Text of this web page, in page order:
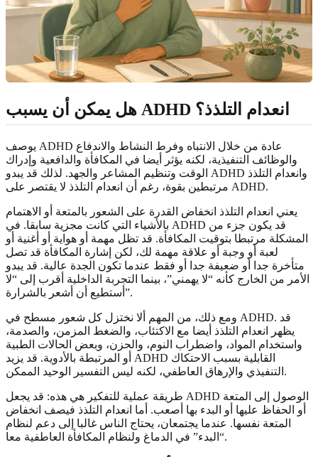
هل يمكن أن يسبب ADHD انعدام التلذذ؟
يوصف ADHD عادة من خلال الانتباه وفرط النشاط والاندفاع
والوظائف التنفيذية، لكنه يؤثر أيضا في المكافأة والدافعية وإدراك
الوقت وتنظيم المشاعر والجهد. لذلك قد يبدو ADHD وانعدام التلذذ
مرتبطين بقوة، رغم أن انعدام التلذذ لا يقتصر على ADHD.
يعني انعدام التلذذ انخفاض القدرة على الشعور بالمتعة أو الاهتمام
بالأشياء التي كانت مجزية سابقا. في ADHD قد يكون جزء من
المشكلة مرتبطا بتوقيت المكافأة. قد تظل مهمة أو هواية أو أغنية أو
لعبة أو وجبة أو علاقة مهمة لك، لكن إشارة المكافأة قد تصل
متأخرة جدا أو ضعيفة جدا أو فقط عندما تكون الجدة عالية. قد يبدو
الأمر من الخارج كأنه “لا يهمني”، بينما التجربة الداخلية أقرب إلى “لا
أستطيع أن أشعر بالشرارة”.
ومع ذلك، من المهم ألا نختزل كل شعور مسطح في ADHD. قد
يظهر انعدام التلذذ أيضا مع الاكتئاب، والضغط المزمن، والصدمة،
واستخدام المواد، واضطراب النوم، والحزن، وبعض الحالات الطبية
أو المرتبطة بالأدوية. قد يزيد ADHD القابلية بسبب الاحتكاك
التنفيذي والإرهاق العاطفي، لكنه ليس التفسير الوحيد الممكن.
طريقة عملية للتفكير هي هذه: قد يجعل ADHD الوصول إلى المتعة
أو الحفاظ عليها أو البدء بها أصعب. أما انعدام التلذذ فيصف انخفاض
المتعة نفسها. عندما يجتمعان، يحتاج الناس غالبا إلى دعم لنظام
“البدء” في الدماغ ولنظام المكافأة العاطفية معا.